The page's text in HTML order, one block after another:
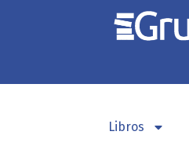
Libros